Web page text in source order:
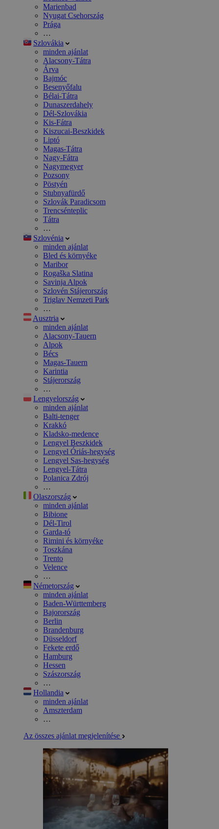
Marienbad
Nyugat Csehország
Prága
…
Szlovákia
minden ajánlat
Alacsony-Tátra
Árva
Bajmóc
Besenyőfalu
Bélai-Tátra
Dunaszerdahely
Dél-Szlovákia
Kis-Fátra
Kiszucai-Beszkidek
Liptó
Magas-Tátra
Nagy-Fátra
Nagymegyer
Pozsony
Pöstyén
Stubnyafürdő
Szlovák Paradicsom
Trencsénteplic
Tátra
…
Szlovénia
minden ajánlat
Bled és környéke
Maribor
Rogaška Slatina
Savinja Alpok
Szlovén Stájerország
Triglav Nemzeti Park
…
Ausztria
minden ajánlat
Alacsony-Tauern
Alpok
Bécs
Magas-Tauern
Karintia
Stájerország
…
Lengyelország
minden ajánlat
Balti-tenger
Krakkó
Kladsko-medence
Lengyel Beszkidek
Lengyel Óriás-hegység
Lengyel Sas-hegység
Lengyel-Tátra
Polanica Zdrój
…
Olaszország
minden ajánlat
Bibione
Dél-Tirol
Garda-tó
Rimini és környéke
Toszkána
Trento
Velence
…
Németország
minden ajánlat
Baden-Württemberg
Bajorország
Berlin
Brandenburg
Düsseldorf
Fekete erdő
Hamburg
Hessen
Szászország
…
Hollandia
minden ajánlat
Amszterdam
…
Az összes ajánlat megjelenítése